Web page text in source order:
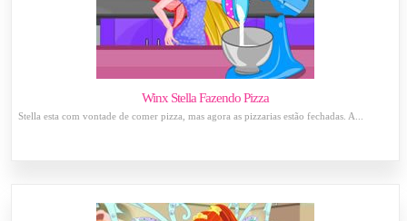
Winx Stella Fazendo Pizza
Stella esta com vontade de comer pizza, mas agora as pizzarias estão fechadas. A...